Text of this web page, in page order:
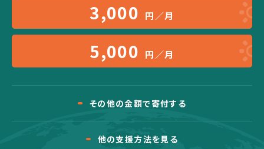
3,000 円／月
5,000 円／月
その他の金額で寄付する
他の支援方法を見る